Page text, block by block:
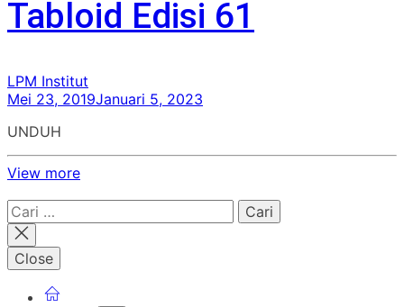
Tabloid Edisi 61
LPM Institut
Mei 23, 2019Januari 5, 2023
UNDUH
View more
Cari
untuk:
Close